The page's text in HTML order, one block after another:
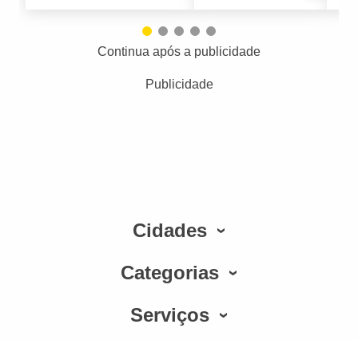
Continua após a publicidade
Publicidade
Cidades
Categorias
Serviços